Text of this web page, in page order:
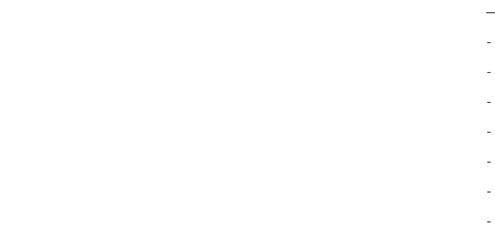
-
-
-
-
-
-
-